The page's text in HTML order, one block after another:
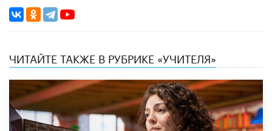
ЧИТАЙТЕ ТАКЖЕ В РУБРИКЕ «УЧИТЕЛЯ»